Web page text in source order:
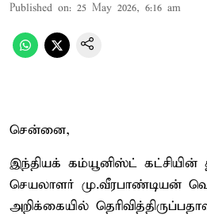
Published on: 25 May 2026, 6:16 am
சென்னை,
இந்தியக் கம்யூனிஸ்ட் கட்சியின்
செயலாளர் மு.வீரபாண்டியன்
அறிக்கையில்